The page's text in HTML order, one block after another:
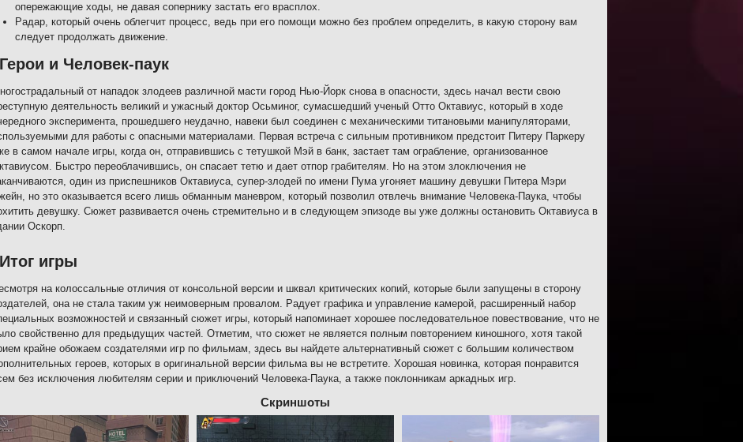
опережающие ходы, не давая сопернику застать его врасплох.
Радар, который очень облегчит процесс, ведь при его помощи можно без проблем определить, в какую сторону вам
следует продолжать движение.
Герои и Человек-паук
от нападок злодеев различной масти город Нью-Йорк снова в опасности, здесь начал вести свою
деятельность великий и ужасный доктор Осьминог, сумасшедший ученый Отто Октавиус, который в ходе
эксперимента, прошедшего неудачно, навеки был соединен с механическими титановыми манипуляторами,
для работы с опасными материалами. Первая встреча с сильным противником предстоит Питеру Паркеру
в самом начале игры, когда он, отправившись с тетушкой Мэй в банк, застает там ограбление, организованное
Быстро переоблачившись, он спасает тетю и дает отпор грабителям. Но на этом злоключения не
один из приспешников Октавиуса, супер-злодей по имени Пума угоняет машину девушки Питера Мэри
но это оказывается всего лишь обманным маневром, который позволил отвлечь внимание Человека-Паука, чтобы
девушку. Сюжет развивается очень стремительно и в следующем эпизоде вы уже должны остановить Октавиуса в
Оскорп.
Итог игры
на колоссальные отличия от консольной версии и шквал критических копий, которые были запущены в сторону
она не стала таким уж неимоверным провалом. Радует графика и управление камерой, расширенный набор
возможностей и связанный сюжет игры, который напоминает хорошее последовательное повествование, что не
свойственно для предыдущих частей. Отметим, что сюжет не является полным повторением киношного, хотя такой
крайне обожаем создателями игр по фильмам, здесь вы найдете альтернативный сюжет с большим количеством
героев, которых в оригинальной версии фильма вы не встретите. Хорошая новинка, которая понравится
без исключения любителям серии и приключений Человека-Паука, а также поклонникам аркадных игр.
Скриншоты